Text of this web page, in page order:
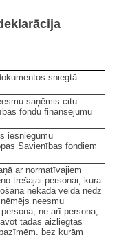
sniegtā
saņēmis citu
fondu finansējumu
iesniegumu
Savienības fondiem
ar normatīvajiem
trešajai personai, kura
nekādā veidā nedz
neesmu
ne arī persona,
tādas aizliegtas
bez kurām